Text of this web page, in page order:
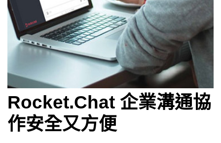
Rocket.Chat 企業溝通協
作安全又方便